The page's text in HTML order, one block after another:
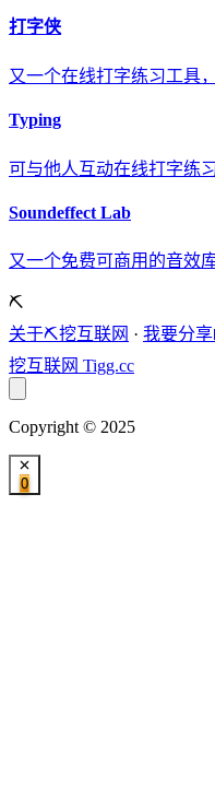
打字侠
又一个在线打字练习工具
Typing
可与他人互动在线打字练
Soundeffect Lab
又一个免费可商用的音效
⛏️
关于⛏️挖互联网 · 我要分享
挖互联网 Tigg.cc
Copyright © 2025
0